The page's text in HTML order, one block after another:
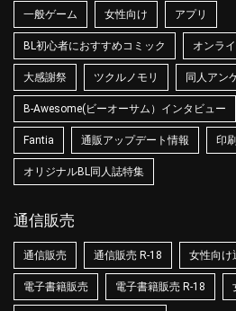
一般ゲーム 女性向け アプリ
BL初心者におすすめコミック オンラ
大感謝祭 ツクルノモリ 同人アン
B-Awesome(ビーオーサム）インタビュー
Fantia 通販アップデート情報 印
オリジナルBL同人誌特集
通信販売
通信販売 通信販売 R-18 女性向け
電子書籍販売 電子書籍販売 R-18